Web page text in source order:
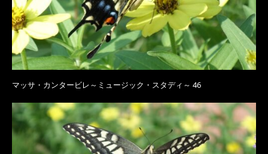
マッサ・カンタービレ～ミュージック・スタディ～ 46